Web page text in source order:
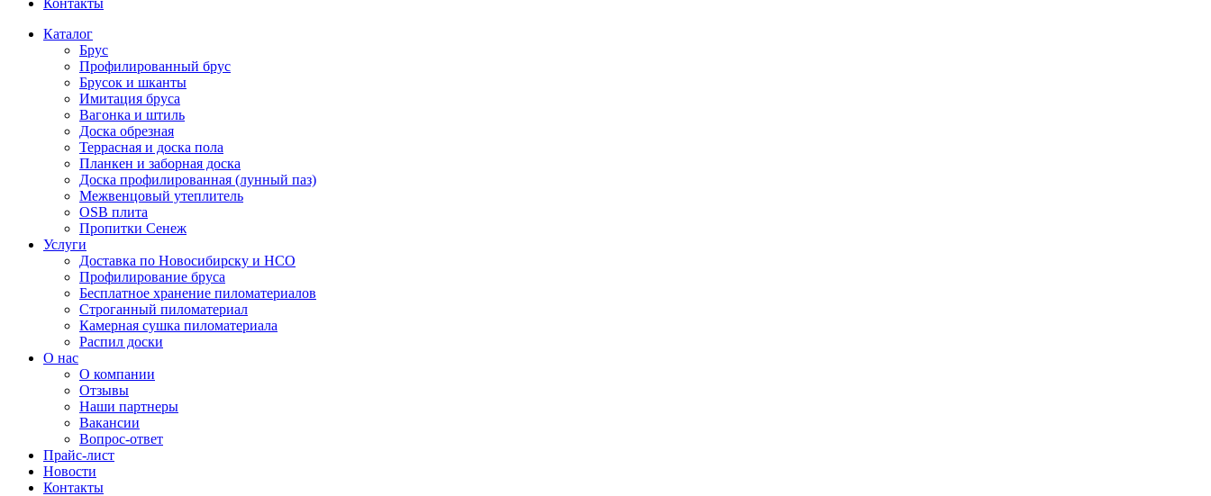
Контакты
Каталог
Брус
Профилированный брус
Брусок и шканты
Имитация бруса
Вагонка и штиль
Доска обрезная
Террасная и доска пола
Планкен и заборная доска
Доска профилированная (лунный паз)
Межвенцовый утеплитель
OSB плита
Пропитки Сенеж
Услуги
Доставка по Новосибирску и НСО
Профилирование бруса
Бесплатное хранение пиломатериалов
Строганный пиломатериал
Камерная сушка пиломатериала
Распил доски
О нас
О компании
Отзывы
Наши партнеры
Вакансии
Вопрос-ответ
Прайс-лист
Новости
Контакты